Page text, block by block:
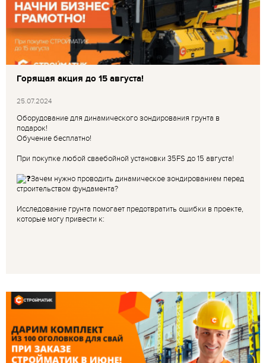
Горящая акция до 15 августа!
25.07.2024
Оборудование для динамического зондирования грунта в
подарок!
Обучение бесплатно!
При покупке любой сваебойной установки 35FS до 15 августа!
Зачем нужно проводить динамическое зондированием перед
строительством фундамента?
Исследование грунта помогает предотвратить ошибки в проекте,
которые могу привести к: